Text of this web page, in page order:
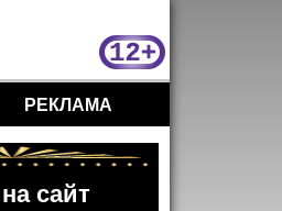
РЕКЛАМА
сайт